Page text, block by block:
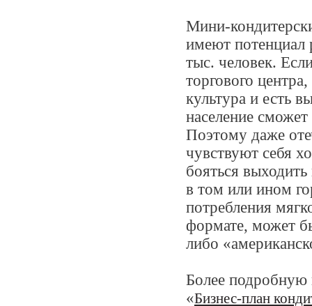
Мини-
имеют потенциал
тыс. человек.
торгового
культура и есть
население
Поэтому даже
чувствуют себя
бояться
в том или ином
потребления
формате, может
либо
Более
«Бизнес-план